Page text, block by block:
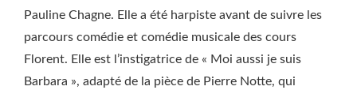
Pauline Chagne. Elle a été harpiste avant de suivre les
parcours comédie et comédie musicale des cours
Florent. Elle est l’instigatrice de « Moi aussi je suis
Barbara », adapté de la pièce de Pierre Notte, qui